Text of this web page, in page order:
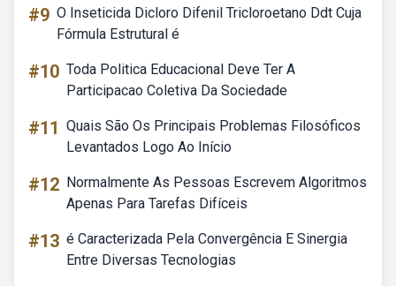
#9 O Inseticida Dicloro Difenil Tricloroetano Ddt Cuja
Fórmula Estrutural é
#10 Toda Politica Educacional Deve Ter A
Participacao Coletiva Da Sociedade
#11 Quais São Os Principais Problemas Filosóficos
Levantados Logo Ao Início
#12 Normalmente As Pessoas Escrevem Algoritmos
Apenas Para Tarefas Difíceis
#13 é Caracterizada Pela Convergência E Sinergia
Entre Diversas Tecnologias